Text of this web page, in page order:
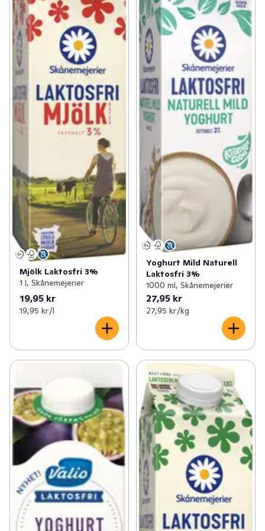
Mjölk Laktosfri 3%
1 l, Skånemejerier
19,95 kr
19,95 kr /l
Yoghurt Mild Naturell
Laktosfri 3%
1000 ml, Skånemejerier
27,95 kr
27,95 kr /kg